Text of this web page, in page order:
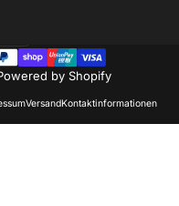
by Shopify
VersandKontaktinformationen